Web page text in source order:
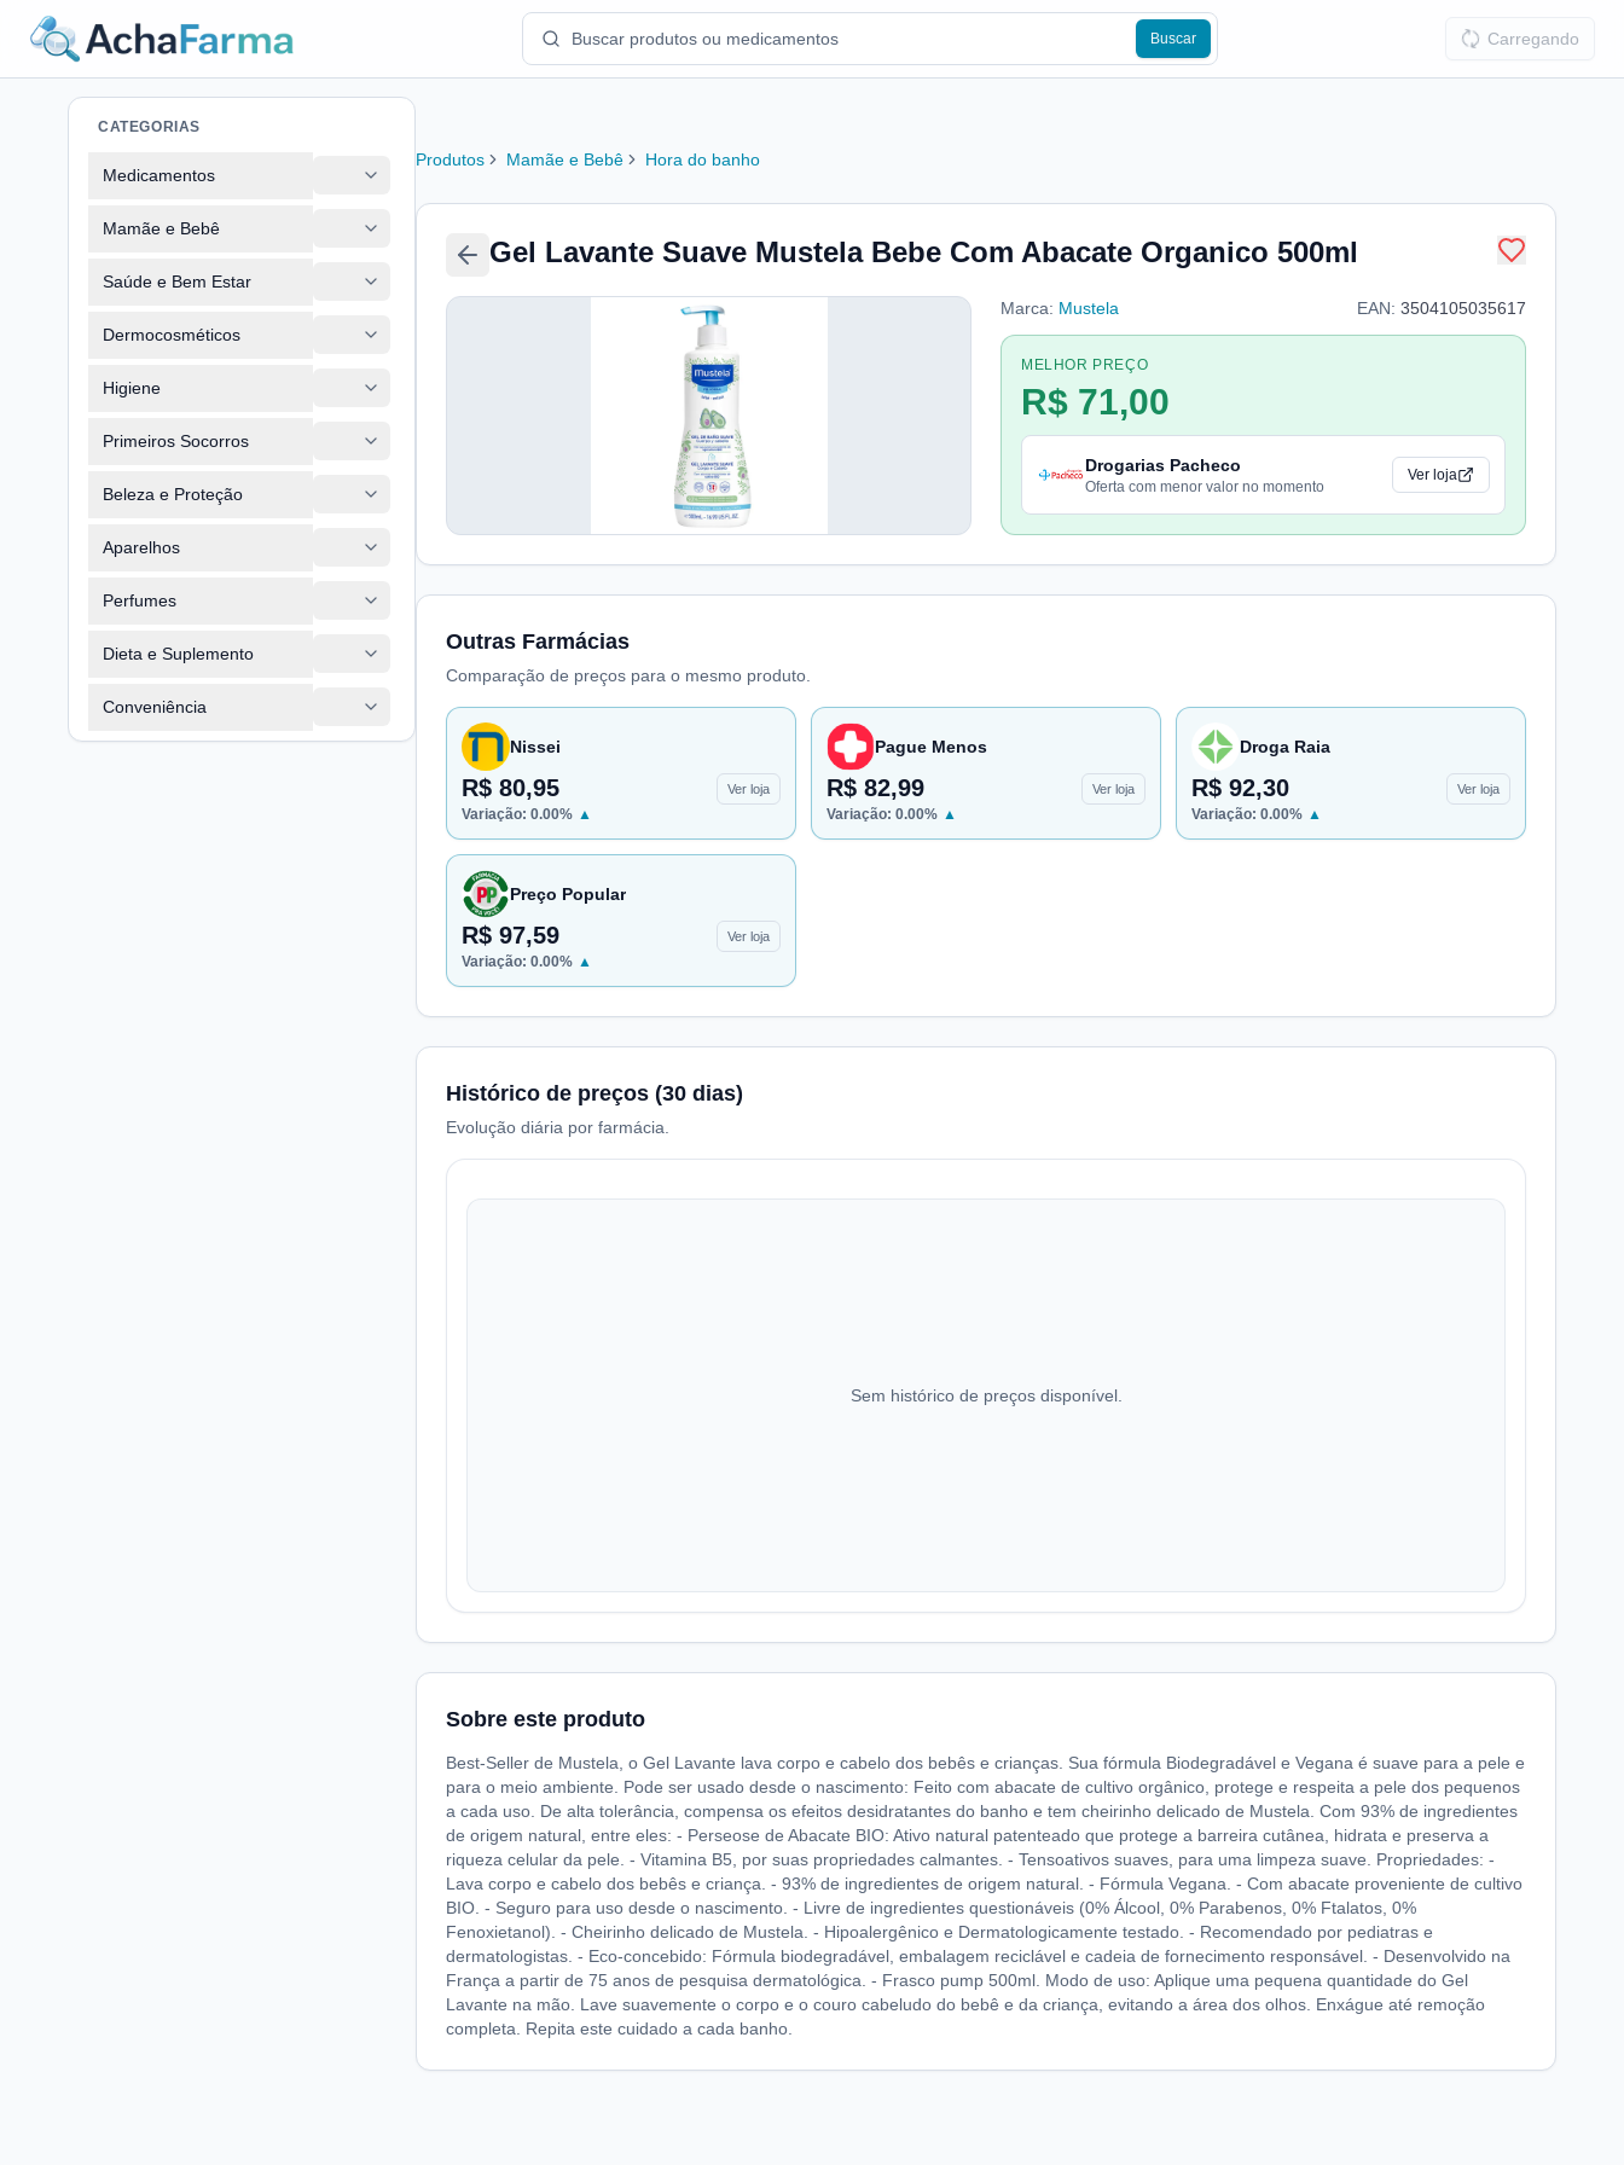
Buscar Carregando
CATEGORIAS
Medicamentos
Mamãe e Bebê
Saúde e Bem Estar
Dermocosméticos
Higiene
Primeiros Socorros
Beleza e Proteção
Aparelhos
Perfumes
Dieta e Suplemento
Conveniência
Produtos Mamãe e Bebê Hora do banho
Gel Lavante Suave Mustela Bebe Com Abacate Organico 500ml
Marca: Mustela EAN: 3504105035617
MELHOR PREÇO
R$ 71,00
Drogarias Pacheco
Oferta com menor valor no momento
Ver loja
Outras Farmácias
Comparação de preços para o mesmo produto.
Nissei
R$ 80,95 Ver loja
Variação: 0.00% ▲
Pague Menos
R$ 82,99 Ver loja
Variação: 0.00% ▲
Droga Raia
R$ 92,30 Ver loja
Variação: 0.00% ▲
Preço Popular
R$ 97,59 Ver loja
Variação: 0.00% ▲
Histórico de preços (30 dias)
Evolução diária por farmácia.
Sem histórico de preços disponível.
Sobre este produto
Best-Seller de Mustela, o Gel Lavante lava corpo e cabelo dos bebês e crianças. Sua fórmula Biodegradável e Vegana é suave para a pele e
para o meio ambiente. Pode ser usado desde o nascimento: Feito com abacate de cultivo orgânico, protege e respeita a pele dos pequenos
a cada uso. De alta tolerância, compensa os efeitos desidratantes do banho e tem cheirinho delicado de Mustela. Com 93% de ingredientes
de origem natural, entre eles: - Perseose de Abacate BIO: Ativo natural patenteado que protege a barreira cutânea, hidrata e preserva a
riqueza celular da pele. - Vitamina B5, por suas propriedades calmantes. - Tensoativos suaves, para uma limpeza suave. Propriedades: -
Lava corpo e cabelo dos bebês e criança. - 93% de ingredientes de origem natural. - Fórmula Vegana. - Com abacate proveniente de cultivo
BIO. - Seguro para uso desde o nascimento. - Livre de ingredientes questionáveis (0% Álcool, 0% Parabenos, 0% Ftalatos, 0%
Fenoxietanol). - Cheirinho delicado de Mustela. - Hipoalergênico e Dermatologicamente testado. - Recomendado por pediatras e
dermatologistas. - Eco-concebido: Fórmula biodegradável, embalagem reciclável e cadeia de fornecimento responsável. - Desenvolvido na
França a partir de 75 anos de pesquisa dermatológica. - Frasco pump 500ml. Modo de uso: Aplique uma pequena quantidade do Gel
Lavante na mão. Lave suavemente o corpo e o couro cabeludo do bebê e da criança, evitando a área dos olhos. Enxágue até remoção
completa. Repita este cuidado a cada banho.